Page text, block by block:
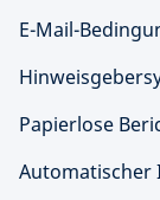
E-Mail-
Papierlose
Automatischer